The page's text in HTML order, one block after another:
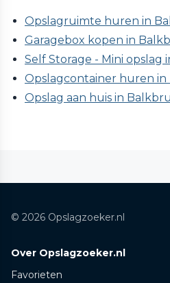
Opslagruimte huren in
Garagebox kopen in
Self Storage - Mini opslag
Opslagcontainer huren
Opslag aan huis in
© 2026 Opslagzoeker.nl
Over Opslagzoeker.nl
Favorieten